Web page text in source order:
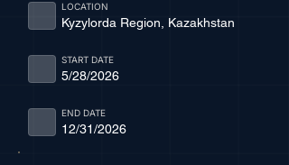
Kyzylorda Region, Kazakhstan
LOCATION
5/28/2026
START DATE
12/31/2026
END DATE